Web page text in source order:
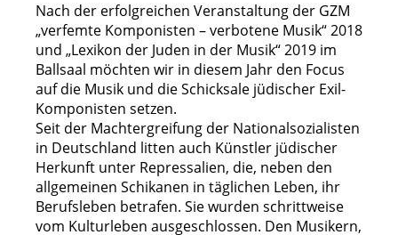
Nach der erfolgreichen Veranstaltung der GZM
„verfemte Komponisten – verbotene Musik“ 2018
und „Lexikon der Juden in der Musik“ 2019 im
Ballsaal möchten wir in diesem Jahr den Focus
auf die Musik und die Schicksale jüdischer Exil-
Komponisten setzen.
Seit der Machtergreifung der Nationalsozialisten
in Deutschland litten auch Künstler jüdischer
Herkunft unter Repressalien, die, neben den
allgemeinen Schikanen in täglichen Leben, ihr
Berufsleben betrafen. Sie wurden schrittweise
vom Kulturleben ausgeschlossen. Den Musikern,